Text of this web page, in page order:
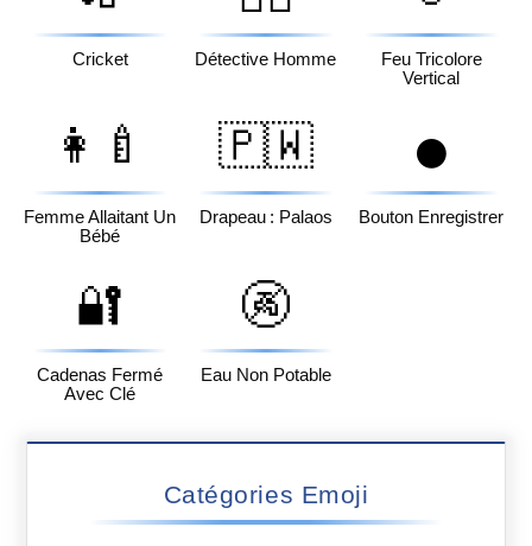
Cricket Détective Homme
Feu Tricolore
Vertical
👩‍🍼
Femme Allaitant Un
Bébé
🇵🇼
Drapeau : Palaos
⏺️
Bouton Enregistrer
🔐
Cadenas Fermé
Avec Clé
🚱
Eau Non Potable
Catégories Emoji